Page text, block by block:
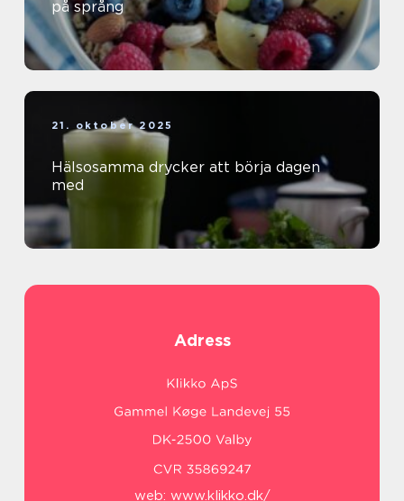
på språng
21. oktober 2025
Hälsosamma drycker att börja dagen
med
Adress
web: www.klikko.dk/